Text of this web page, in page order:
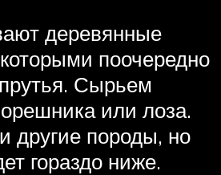
деревянные
поочередно
Сырьем
или лоза.
другие породы, но
гораздо ниже.